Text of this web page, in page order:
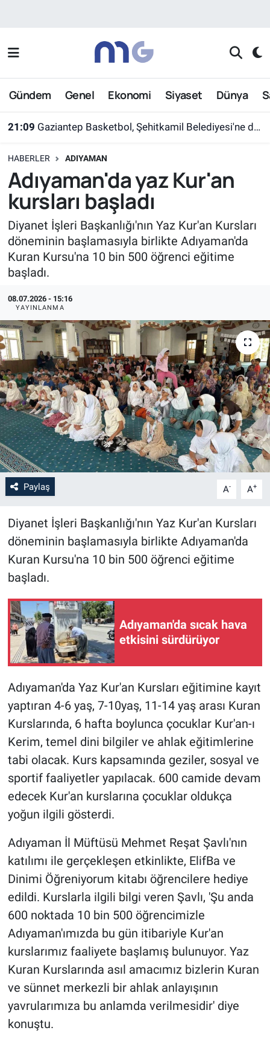
Gündem Genel Ekonomi Siyaset Dünya
21:09 Gaziantep Basketbol, Şehitkamil Belediyesi'ne devredildi
HABERLER ADIYAMAN
Adıyaman'da yaz Kur'an
kursları başladı
Diyanet İşleri Başkanlığı'nın Yaz Kur'an Kursları
döneminin başlamasıyla birlikte Adıyaman'da
Kuran Kursu'na 10 bin 500 öğrenci eğitime
başladı.
08.07.2026 - 15:16
YAYINLANMA
Paylaş A- A+
Diyanet İşleri Başkanlığı'nın Yaz Kur'an Kursları
döneminin başlamasıyla birlikte Adıyaman'da
Kuran Kursu'na 10 bin 500 öğrenci eğitime
başladı.
Adıyaman'da sıcak hava
etkisini sürdürüyor
Adıyaman'da Yaz Kur'an Kursları eğitimine kayıt
yaptıran 4-6 yaş, 7-10yaş, 11-14 yaş arası Kuran
Kurslarında, 6 hafta boylunca çocuklar Kur'an-ı
Kerim, temel dini bilgiler ve ahlak eğitimlerine
tabi olacak. Kurs kapsamında geziler, sosyal ve
sportif faaliyetler yapılacak. 600 camide devam
edecek Kur'an kurslarına çocuklar oldukça
yoğun ilgili gösterdi.
Adıyaman İl Müftüsü Mehmet Reşat Şavlı'nın
katılımı ile gerçekleşen etkinlikte, ElifBa ve
Dinimi Öğreniyorum kitabı öğrencilere hediye
edildi. Kurslarla ilgili bilgi veren Şavlı, 'Şu anda
600 noktada 10 bin 500 öğrencimizle
Adıyaman'ımızda bu gün itibariyle Kur'an
kurslarımız faaliyete başlamış bulunuyor. Yaz
Kuran Kurslarında asıl amacımız bizlerin Kuran
ve sünnet merkezli bir ahlak anlayışının
yavrularımıza bu anlamda verilmesidir' diye
konuştu.
Nöbetçi Eczaneler
Hava Durumu
Süper Lig Puan Durumu ve Fikstür
Tüm Manşetler
Son Dakika Haberleri
Haber Arşivi